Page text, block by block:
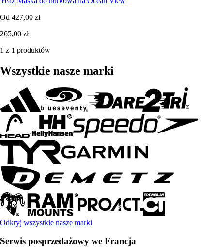
Od 427,00 zł
265,00 zł
1 z 1 produktów
Wszystkie nasze marki
Odkryj wszystkie nasze marki
Serwis posprzedażowy we Francja